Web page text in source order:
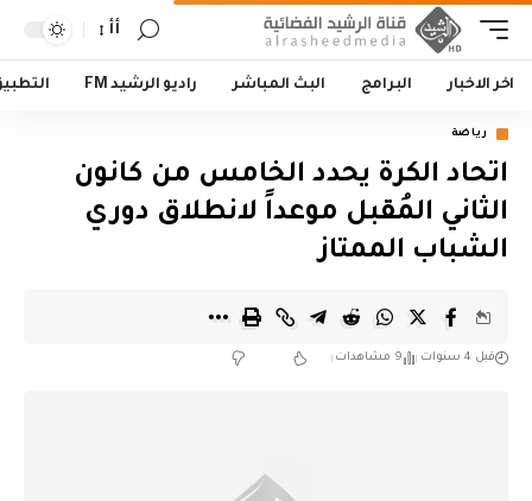
أأ
اخر الاخبار البرامج البث المباشر راديو الرشيد FM
رياضة
اتحاد الكرة يحدد الخامس من كانون
الثاني المُقبل موعداً لانطلاق دوري
الشباب الممتاز
قبل 4 سنوات 9 مشاهدات